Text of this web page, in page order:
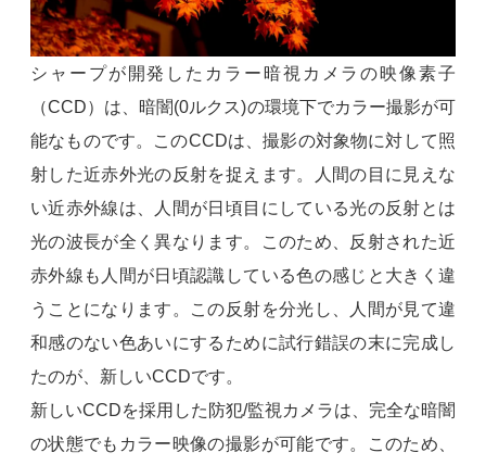
シャープが開発したカラー暗視カメラの映像素子
（CCD）は、暗闇(0ルクス)の環境下でカラー撮影が可
能なものです。このCCDは、撮影の対象物に対して照
射した近赤外光の反射を捉えます。人間の目に見えな
い近赤外線は、人間が日頃目にしている光の反射とは
光の波長が全く異なります。このため、反射された近
赤外線も人間が日頃認識している色の感じと大きく違
うことになります。この反射を分光し、人間が見て違
和感のない色あいにするために試行錯誤の末に完成し
たのが、新しいCCDです。
新しいCCDを採用した防犯/監視カメラは、完全な暗闇
の状態でもカラー映像の撮影が可能です。このため、